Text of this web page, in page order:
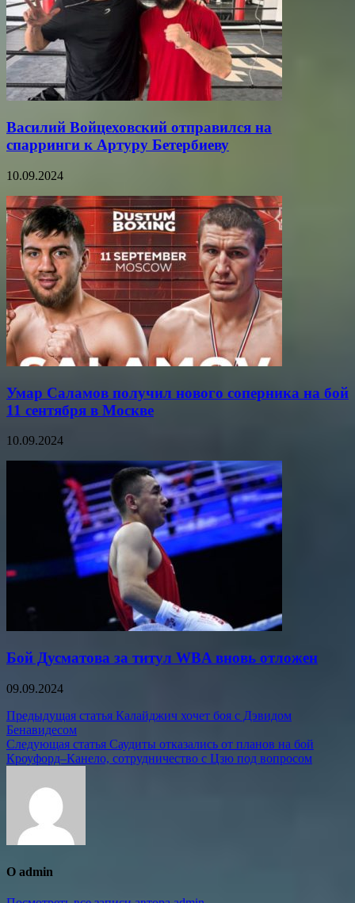
Василий Войцеховский отправился на
спарринги к Артуру Бетербиеву
10.09.2024
Умар Саламов получил нового соперника на бой
11 сентября в Москве
10.09.2024
Бой Дусматова за титул WBA вновь отложен
09.09.2024
Навигация
по
записям
Предыдущая статья Калайджич хочет боя с Дэвидом
Бенавидесом
Следующая статья Саудиты отказались от планов на бой
Кроуфорд–Канело, сотрудничество с Цзю под вопросом
О admin